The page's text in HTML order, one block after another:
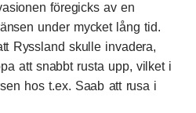
föregicks av en
under mycket lång tid.
Ryssland skulle invadera,
att snabbt rusta upp, vilket i
hos t.ex. Saab att rusa i